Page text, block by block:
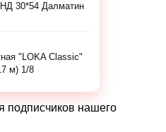
30*54 Далматин
"LOKA Classic"
м) 1/8
подписчиков нашего